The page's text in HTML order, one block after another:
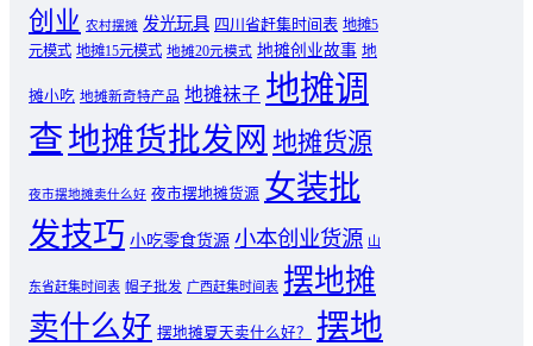
创业 农村摆摊 发光玩具 四川省赶集时间表 地摊5
元模式 地摊15元模式 地摊20元模式 地摊创业故事 地
摊小吃 地摊新奇特产品 地摊袜子 地摊调
查地摊货批发网 地摊货源
夜市摆地摊卖什么好 夜市摆地摊货源 女装批
发技巧 小吃零食货源 小本创业货源 山
东省赶集时间表 帽子批发 广西赶集时间表 摆地摊
卖什么好 摆地摊夏天卖什么好？
摆地